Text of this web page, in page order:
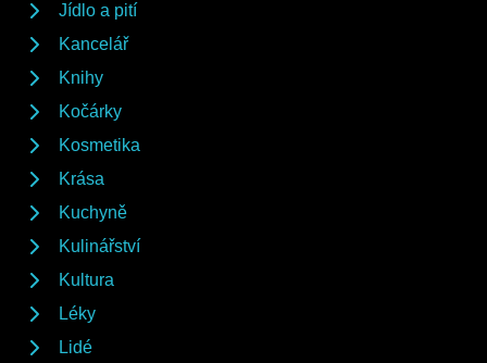
Jídlo a pití
Kancelář
Knihy
Kočárky
Kosmetika
Krása
Kuchyně
Kulinářství
Kultura
Léky
Lidé